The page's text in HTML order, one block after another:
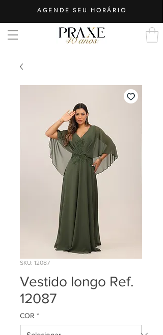
AGENDE SEU HORÁRIO
SKU: 12087
Vestido longo Ref.
12087
COR *